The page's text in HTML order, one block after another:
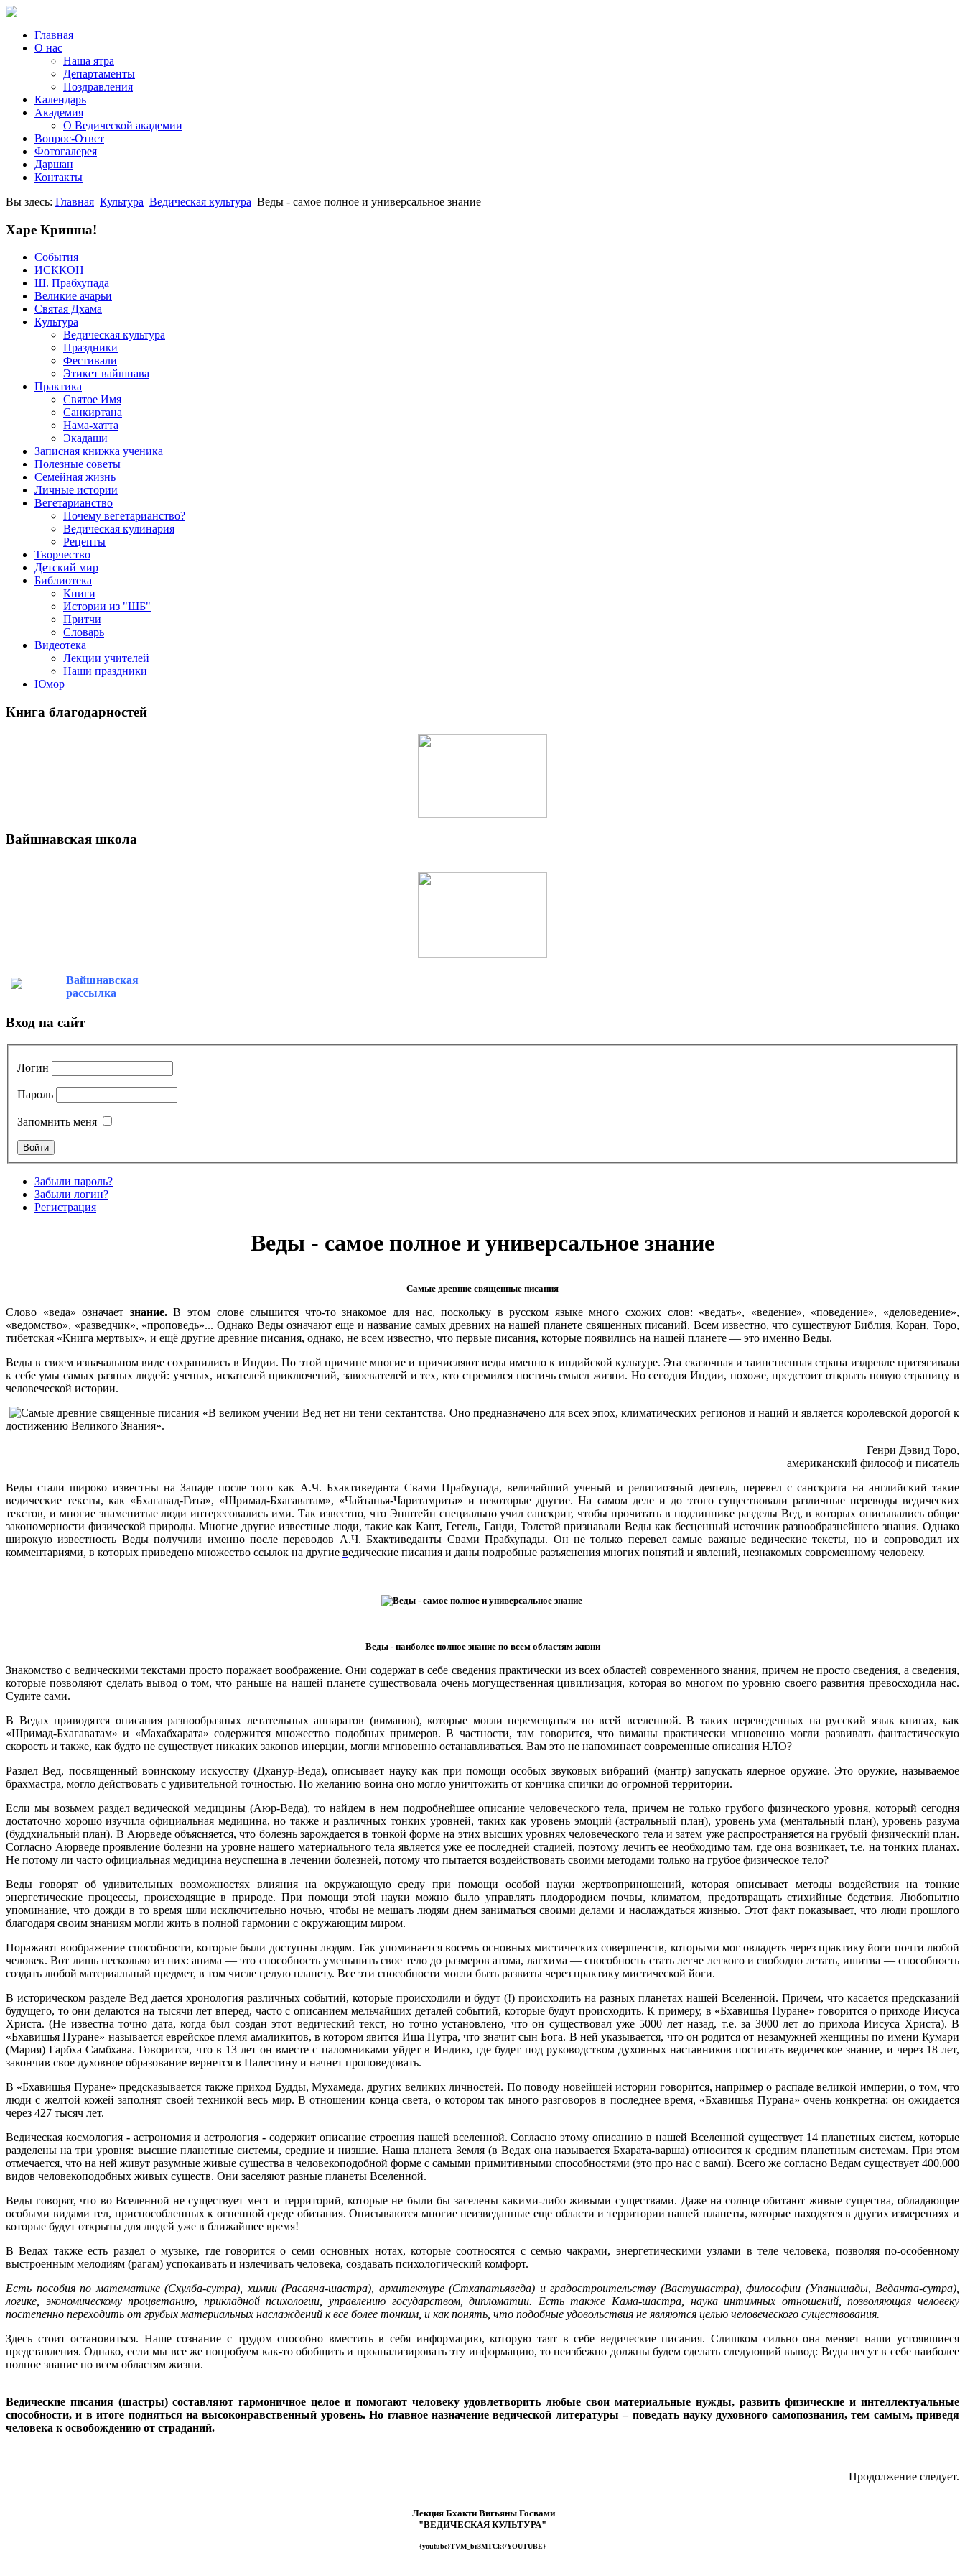
Главная
О нас
Наша ятра
Департаменты
Поздравления
Календарь
Академия
О Ведической академии
Вопрос-Ответ
Фотогалерея
Даршан
Контакты
Вы здесь: Главная Культура Ведическая культура Веды - самое полное и универсальное знание
Харе Кришна!
События
ИСККОН
Ш. Прабхупада
Великие ачарьи
Святая Дхама
Культура
Ведическая культура
Праздники
Фестивали
Этикет вайшнава
Практика
Святое Имя
Санкиртана
Нама-хатта
Экадаши
Записная книжка ученика
Полезные советы
Семейная жизнь
Личные истории
Вегетарианство
Почему вегетарианство?
Ведическая кулинария
Рецепты
Творчество
Детский мир
Библиотека
Книги
Истории из "ШБ"
Притчи
Словарь
Видеотека
Лекции учителей
Наши праздники
Юмор
Книга благодарностей
Вайшнавская школа
Вайшнавская
рассылка
Вход на сайт
Логин
Пароль
Запомнить меня
Забыли пароль?
Забыли логин?
Регистрация
Веды - самое полное и универсальное знание
Cамые древние священные писания
Слово «веда» означает знание.В этом словеслышится что-то знакомое для нас, поскольку в русском языкемногосхожих слов: «ведать», «ведение», «поведение», «деловедение»,
«ведомство», «разведчик», «проповедь»...Однако Веды означают еще и название самых древних на нашей планете священных писаний. Всем известно, что существуют Библия, Коран, Торо,
тибетская «Книга мертвых», и ещё другие древние писания, однако, не всем известно, что первые писания, которые появились на нашей планете — это именно Веды.
Веды в своем изначальном виде сохранились в Индии. По этой причине многие и причисляют веды именно к индийской культуре. Эта сказочная и таинственная страна издревле притягивала
к себе умы самых разных людей: ученых, искателей приключений, завоевателей и тех, кто стремился постичь смысл жизни. Но сегодня Индии, похоже, предстоит открыть новую страницу в
человеческой истории.
«В великом учении Вед нет ни тени сектантства. Оно предназначено длявсех эпох, климатических регионов и наций и является королевской дорогой к
достижению Великого Знания».
Генри Дэвид Торо,
американский философ и писатель
Веды стали широко известны на Западе после того как А.Ч. Бхактиведанта Свами Прабхупада, величайший ученый и религиозный деятель, перевел с санскрита на английский такие
ведические тексты, как «Бхагавад-Гита», «Шримад-Бхагаватам», «Чайтанья-Чаритамрита» и некоторые другие. На самом деле и до этого существовали различные переводы ведических
текстов, и многие знаменитые люди интересовались ими. Так известно, что Энштейн специально учил санскрит, чтобы прочитать в подлиннике разделы Вед, в которых описывались общие
закономерности физической природы. Многие другие известные люди, такие как Кант, Гегель, Ганди, Толстой признавали Веды как бесценный источник разнообразнейшего знания. Однако
широкую известность Веды получили именно после переводов А.Ч. Бхактиведанты Свами Прабхупады. Он не только перевел самые важные ведические тексты, но и сопроводил их
комментариями, в которых приведено множество ссылок на другие ведические писания и даны подробные разъяснения многих понятий и явлений, незнакомых современному человеку.
Веды - наиболее полное знание по всем областям жизни
Знакомство с ведическими текстами просто поражает воображение. Они содержат в себе сведения практически из всех областей современного знания, причем не просто сведения, а сведения,
которые позволяют сделать вывод о том, что раньше на нашей планете существовала очень могущественная цивилизация, которая во многом по уровню своего развития превосходила нас.
Судите сами.
В Ведах приводятся описания разнообразных летательных аппаратов (виманов), которые могли перемещаться по всей вселенной. В таких переведенных на русский язык книгах, как
«Шримад-Бхагаватам» и «Махабхарата» содержится множество подобных примеров. В частности, там говорится, что виманы практически мгновенно могли развивать фантастическую
скорость и также, как будто не существует никаких законов инерции, могли мгновенно останавливаться. Вам это не напоминает современные описания НЛО?
Раздел Вед, посвященный воинскому искусству (Дханур-Веда), описывает науку как при помощи особых звуковых вибраций (мантр) запускать ядерное оружие. Это оружие, называемое
брахмастра, могло действовать с удивительной точностью. По желанию воина оно могло уничтожить от кончика спички до огромной территории.
Если мы возьмем раздел ведической медицины (Аюр-Веда), то найдем в нем подробнейшее описание человеческого тела, причем не только грубого физического уровня, который сегодня
достаточно хорошо изучила официальная медицина, но также и различных тонких уровней, таких как уровень эмоций (астральный план), уровень ума (ментальный план), уровень разума
(буддхиальный план). В Аюрведе объясняется, что болезнь зарождается в тонкой форме на этих высших уровнях человеческого тела и затем уже распространяется на грубый физический план.
Согласно Аюрведе проявление болезни на уровне нашего материального тела является уже ее последней стадией, поэтому лечить ее необходимо там, где она возникает, т.е. на тонких планах.
Не потому ли часто официальная медицина неуспешна в лечении болезней, потому что пытается воздействовать своими методами только на грубое физическое тело?
Веды говорят об удивительных возможностях влияния на окружающую среду при помощи особой науки жертвоприношений, которая описывает методы воздействия на тонкие
энергетические процессы, происходящие в природе. При помощи этой науки можно было управлять плодородием почвы, климатом, предотвращать стихийные бедствия. Любопытно
упоминание, что дожди в то время шли исключительно ночью, чтобы не мешать людям днем заниматься своими делами и наслаждаться жизнью. Этот факт показывает, что люди прошлого
благодаря своим знаниям могли жить в полной гармонии с окружающим миром.
Поражают воображение способности, которые были доступны людям. Так упоминается восемь основных мистических совершенств, которыми мог овладеть через практику йоги почти любой
человек. Вот лишь несколько из них: анима — это способность уменьшить свое тело до размеров атома, лагхима — способность стать легче легкого и свободно летать, ишитва — способность
создать любой материальный предмет, в том числе целую планету. Все эти способности могли быть развиты через практику мистической йоги.
В историческом разделе Вед дается хронология различных событий, которые происходили и будут (!) происходить на разных планетах нашей Вселенной. Причем, что касается предсказаний
будущего, то они делаются на тысячи лет вперед, часто с описанием мельчайших деталей событий, которые будут происходить. К примеру, в «Бхавишья Пуране» говорится о приходе Иисуса
Христа. (Не известна точно дата, когда был создан этот ведический текст, но точно установлено, что он существовал уже 5000 лет назад, т.е. за 3000 лет до прихода Иисуса Христа). В
«Бхавишья Пуране» называется еврейское племя амаликитов, в котором явится Иша Путра, что значит сын Бога. В ней указывается, что он родится от незамужней женщины по имени Кумари
(Мария) Гарбха Самбхава. Говорится, что в 13 лет он вместе с паломниками уйдет в Индию, где будет под руководством духовных наставников постигать ведическое знание, и через 18 лет,
закончив свое духовное образование вернется в Палестину и начнет проповедовать.
В «Бхавишья Пуране» предсказывается также приход Будды, Мухамеда, других великих личностей. По поводу новейшей истории говорится, например о распаде великой империи, о том, что
люди с желтой кожей заполнят своей техникой весь мир. В отношении конца света, о котором так много разговоров в последнее время, «Бхавишья Пурана» очень конкретна: он ожидается
через 427 тысяч лет.
Ведическая космология- астрономия и астрология - содержит описание строения нашей вселенной. Согласно этому описанию в нашей Вселенной существует 14 планетных систем, которые
разделены на три уровня: высшие планетные системы, средние и низшие. Наша планета Земля (в Ведах она называется Бхарата-варша) относится к средним планетным системам. При этом
отмечается, что на ней живут разумные живые существа в человекоподобной форме с самыми примитивными способностями (это про нас с вами). Всего же согласно Ведам существует 400.000
видов человекоподобных живых существ. Они заселяют разные планеты Вселенной.
Веды говорят, что во Вселенной не существует мест и территорий, которые не были бы заселены какими-либо живыми существами. Даже на солнце обитают живые существа, обладающие
особыми видами тел, приспособленных к огненной среде обитания. Описываются многие неизведанные еще области и территории нашей планеты, которые находятся в других измерениях и
которые будут открыты для людей уже в ближайшее время!
В Ведах также есть раздел о музыке, где говорится о семи основных нотах, которые соотносятся с семью чакрами, энергетическими узлами в теле человека, позволяя по-особенному
выстроенным мелодиям (рагам) успокаивать и излечивать человека, создавать психологический комфорт.
Есть пособия по математике (Схулба-сутра), химии (Расаяна-шастра), архитектуре (Стхапатьяведа) и градостроительству (Вастушастра), философии (Упанишады, Веданта-сутра),
логике, экономическомупроцветанию, прикладной психологии, управлению государством, дипломатии. Есть также Кама-шастра, наука интимных отношений, позволяющая человеку
постепенно переходить от грубых материальных наслаждений к все более тонким, и как понять, что подобные удовольствия не являются целью человеческого существования.
Здесь стоит остановиться. Наше сознание с трудом способно вместить в себя информацию, которую таят в себе ведические писания. Слишком сильно она меняет наши устоявшиеся
представления. Однако, если мы все же попробуем как-то обобщить и проанализировать эту информацию, то неизбежно должны будем сделать следующий вывод: Веды несут в себе наиболее
полное знание по всем областям жизни.
Ведические писания (шастры) составляют гармоничное целое и помогают человеку удовлетворить любые свои материальные нужды, развить физические и интеллектуальные
способности, и в итоге подняться на высоконравственный уровень. Но главное назначение ведической литературы – поведать науку духовного самопознания, тем самым, приведя
человека к освобождению от страданий.
Продолжение следует.
Лекция Бхакти Вигьяны Госвами
"ВЕДИЧЕСКАЯ КУЛЬТУРА"
{youtube}TVM_br3MTCk{/YOUTUBE}